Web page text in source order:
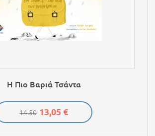
Η Πιο Βαριά Τσάντα
14.50 13,05 €